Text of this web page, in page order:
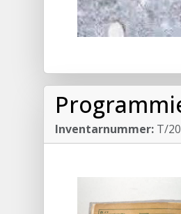
Inventarnummer: T/